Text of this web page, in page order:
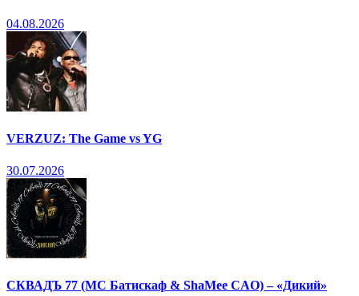
04.08.2026
VERZUZ: The Game vs YG
30.07.2026
СКВАДЪ 77 (МС Батискаф & ShaMee CAO) – «Дикий»